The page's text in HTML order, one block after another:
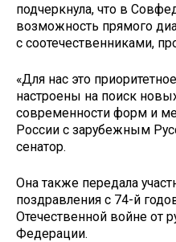
подчеркнула, что в
возможность прямого
с соотечественниками,
«Для нас это
настроены на поиск
современности форм и
России с зарубежным
сенатор.
Она также передала
поздравления с 74-й
Отечественной войне от
Федерации.